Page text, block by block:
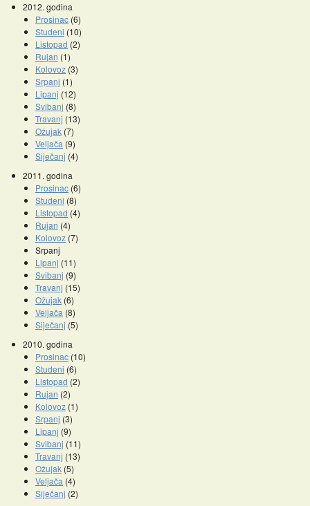
2012. godina
Prosinac (6)
Studeni (10)
Listopad (2)
Rujan (1)
Kolovoz (3)
Srpanj (1)
Lipanj (12)
Svibanj (8)
Travanj (13)
Ožujak (7)
Veljača (9)
Siječanj (4)
2011. godina
Prosinac (6)
Studeni (8)
Listopad (4)
Rujan (4)
Kolovoz (7)
Srpanj
Lipanj (11)
Svibanj (9)
Travanj (15)
Ožujak (6)
Veljača (8)
Siječanj (5)
2010. godina
Prosinac (10)
Studeni (6)
Listopad (2)
Rujan (2)
Kolovoz (1)
Srpanj (3)
Lipanj (9)
Svibanj (11)
Travanj (13)
Ožujak (5)
Veljača (4)
Siječanj (2)